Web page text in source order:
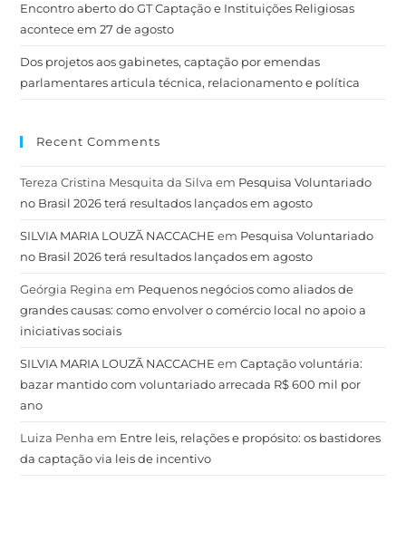
Encontro aberto do GT Captação e Instituições Religiosas
acontece em 27 de agosto
Dos projetos aos gabinetes, captação por emendas
parlamentares articula técnica, relacionamento e política
Recent Comments
Tereza Cristina Mesquita da Silva em Pesquisa Voluntariado
no Brasil 2026 terá resultados lançados em agosto
SILVIA MARIA LOUZÃ NACCACHE em Pesquisa Voluntariado
no Brasil 2026 terá resultados lançados em agosto
Geórgia Regina em Pequenos negócios como aliados de
grandes causas: como envolver o comércio local no apoio a
iniciativas sociais
SILVIA MARIA LOUZÃ NACCACHE emCaptação voluntária:
bazar mantido com voluntariado arrecada R$ 600 mil por
ano
Luiza Penha em Entre leis, relações e propósito: os bastidores
da captação via leis de incentivo